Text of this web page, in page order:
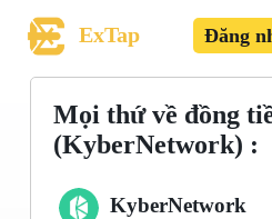
ExTap Đăng
Mọi thứ về đồng
(KyberNetwork) :
KyberNetwork